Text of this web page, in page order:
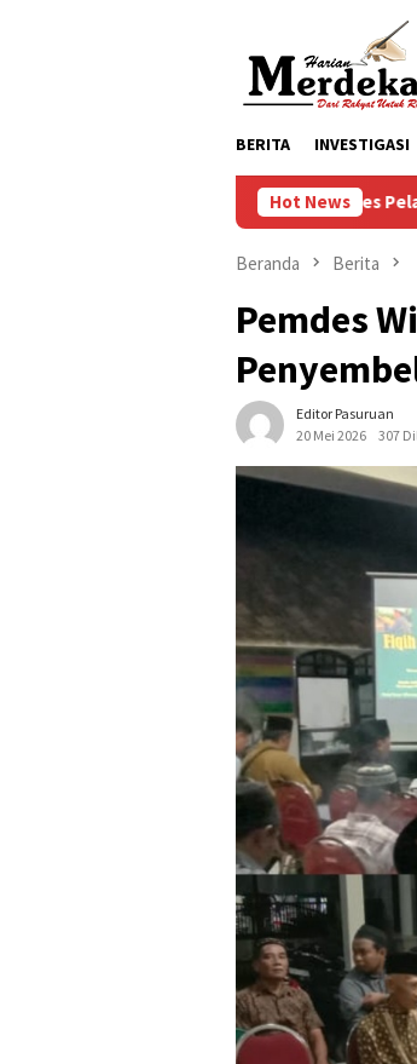
BERITA INVESTIGASI
Hot News
Progres Pelaksanaan Pembangunan Masjid
Beranda Berita
Pemdes
Editor Pasuruan
20 Mei 2026
307